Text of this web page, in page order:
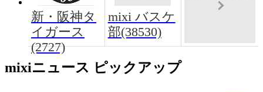
新・阪神タ
イガース
(2727)
mixi バスケ
部(38530)
mixiニュース ピックアップ